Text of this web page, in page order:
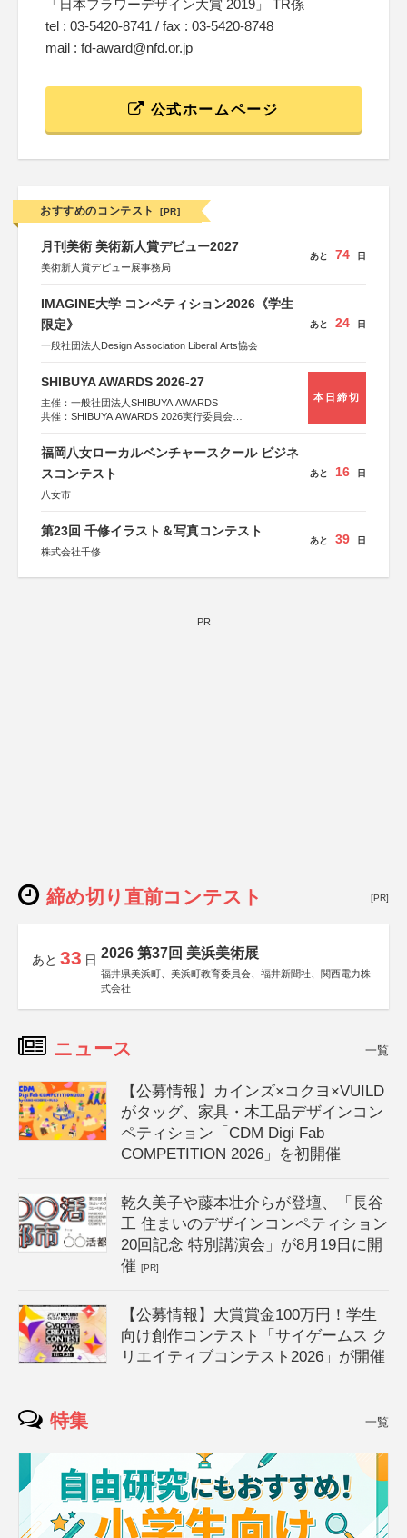
「日本フラワーデザイン大賞 2019」 TR係
tel : 03-5420-8741 / fax : 03-5420-8748
mail : fd-award@nfd.or.jp
公式ホームページ
おすすめのコンテスト [PR]
月刊美術 美術新人賞デビュー2027
美術新人賞デビュー展事務局
あと 74 日
IMAGINE大学 コンペティション2026《学生
限定》
一般社団法人Design Association Liberal Arts協会
あと 24 日
SHIBUYA AWARDS 2026-27
主催：一般社団法人SHIBUYA AWARDS
共催：SHIBUYA AWARDS 2026実行委員会
本日締切
福岡八女ローカルベンチャースクール ビジネ
スコンテスト
八女市
あと 16 日
第23回 千修イラスト＆写真コンテスト
株式会社千修
あと 39 日
PR
締め切り直前コンテスト [PR]
あと 33 日 2026 第37回 美浜美術展
福井県美浜町、美浜町教育委員会、福井新聞社、関西電力株
式会社
ニュース 一覧
【公募情報】カインズ×コクヨ×VUILD
がタッグ、家具・木工品デザインコン
ペティション「CDM Digi Fab
COMPETITION 2026」を初開催
乾久美子や藤本壮介らが登壇、「長谷
工 住まいのデザインコンペティション
20回記念 特別講演会」が8月19日に開
催[PR]
【公募情報】大賞賞金100万円！学生
向け創作コンテスト「サイゲームス ク
リエイティブコンテスト2026」が開催
特集 一覧